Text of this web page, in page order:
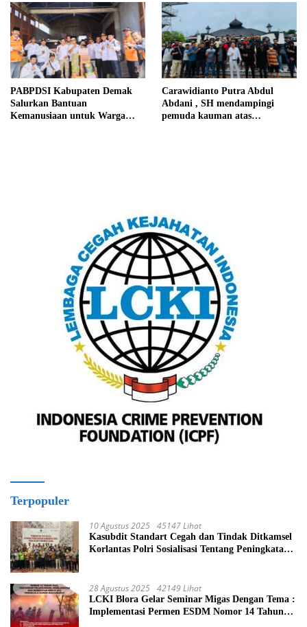
Memberikan Klarifikasi
PABPDSI Kabupaten Demak
Salurkan Bantuan
Kemanusiaan untuk Warga
Carawidianto Putra Abdul
Abdani , SH mendampingi
pemuda kauman atas
Terpopuler
10 Agustus 2025 45147 Lihat
Kasubdit Standart Cegah dan Tindak Ditkamsel
Korlantas Polri Sosialisasi Tentang Peningkatan
28 Agustus 2025 42149 Lihat
LCKI Blora Gelar Seminar Migas Dengan Tema :
Implementasi Permen ESDM Nomor 14 Tahun